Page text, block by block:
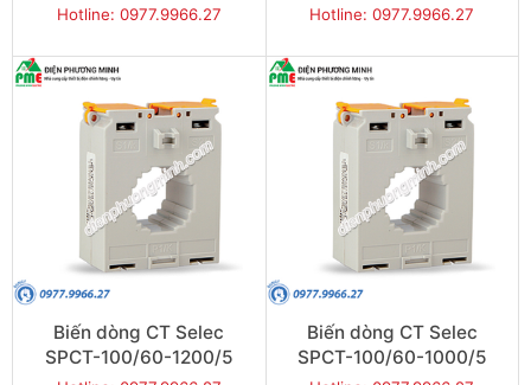
Hotline: 0977.9966.27 Hotline: 0977.9966.27
Biến dòng CT Selec
SPCT-100/60-1200/5
Biến dòng CT Selec
SPCT-100/60-1000/5